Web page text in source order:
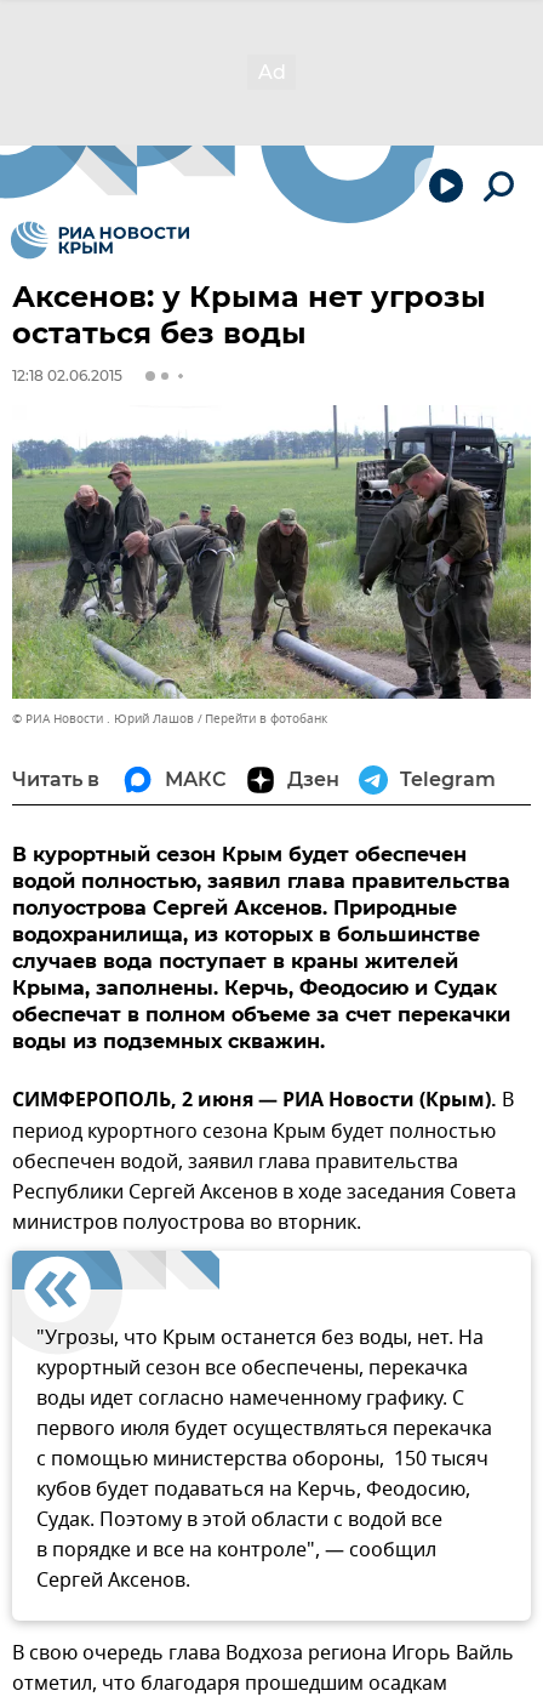
Аксенов: у Крыма нет угрозы
остаться без воды
12:18 02.06.2015
© РИА Новости . Юрий Лашов Перейти в фотобанк
Читать в МАКС Дзен Telegram
В курортный сезон Крым будет обеспечен
водой полностью, заявил глава правительства
полуострова Сергей Аксенов. Природные
водохранилища, из которых в большинстве
случаев вода поступает в краны жителей
Крыма, заполнены. Керчь, Феодосию и Судак
обеспечат в полном объеме за счет перекачки
воды из подземных скважин.
СИМФЕРОПОЛЬ, 2 июня — РИА Новости (Крым). В
период курортного сезона Крым будет полностью
обеспечен водой, заявил глава правительства
Республики Сергей Аксенов в ходе заседания Совета
министров полуострова во вторник.
"Угрозы, что Крым останется без воды, нет. На
курортный сезон все обеспечены, перекачка
воды идет согласно намеченному графику. С
первого июля будет осуществляться перекачка
с помощью министерства обороны, 150 тысяч
кубов будет подаваться на Керчь, Феодосию,
Судак. Поэтому в этой области с водой все
в порядке и все на контроле", — сообщил
Сергей Аксенов.
В свою очередь глава Водхоза региона Игорь Вайль
отметил, что благодаря прошедшим осадкам